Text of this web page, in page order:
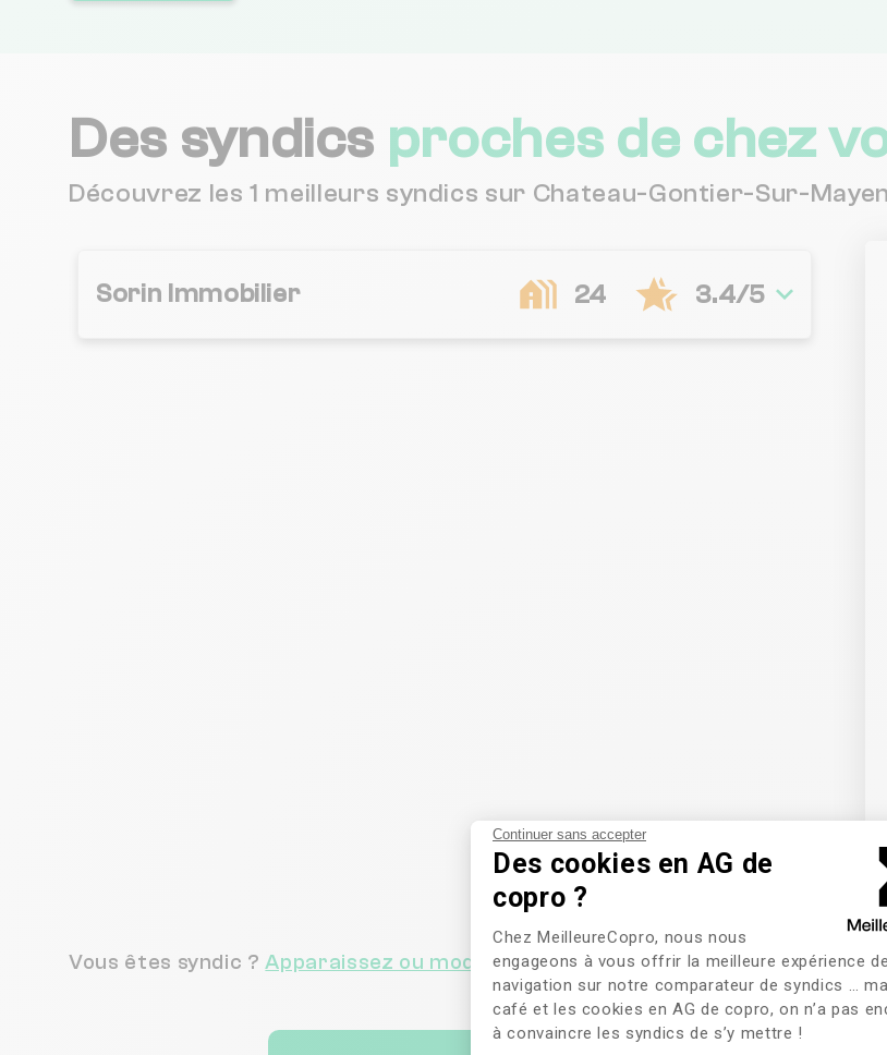
Continuer sans accepter
Des cookies en AG de
copro ?
Plateforme de Gestion du
Chez MeilleureCopro, nous nous
engageons à vous offrir la meilleure expérience de
navigation sur notre comparateur de syndics …
café et les cookies en AG de copro, on n’a pas
à convaincre les syndics de s’y mettre !
Axeptio consent
Des syndics proches de chez
Découvrez les 1 meilleurs syndics sur Chateau-Gontier-Sur-
Sorin Immobilier 24 3.4/5
Vous êtes syndic ?Apparaissez ou modifiez ces informations